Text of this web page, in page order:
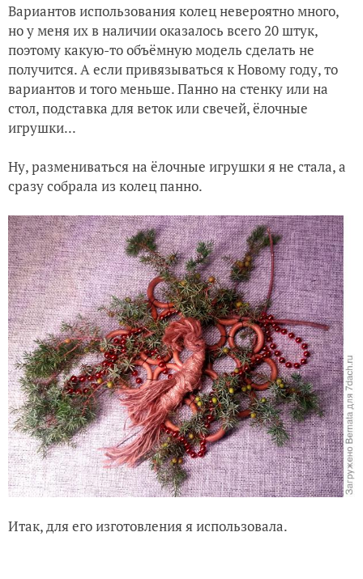
Вариантов использования колец невероятно много,
но у меня их в наличии оказалось всего 20 штук,
поэтому какую-то объёмную модель сделать не
получится. А если привязываться к Новому году, то
вариантов и того меньше. Панно на стенку или на
стол, подставка для веток или свечей, ёлочные
игрушки...
Ну, размениваться на ёлочные игрушки я не стала, а
сразу собрала из колец панно.
Итак, для его изготовления я использовала.